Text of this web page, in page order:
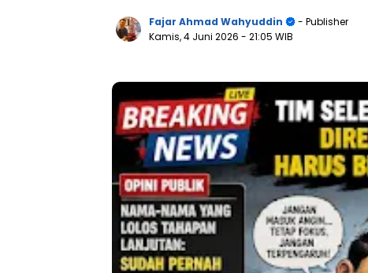
Fajar Ahmad Wahyuddin
- Publisher
Kamis, 4 Juni 2026 - 21:05 WIB